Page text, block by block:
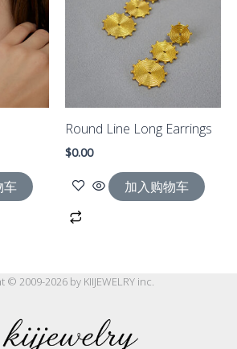
车
Round Line Long Earrings
$0.00
加入购物车
© 2009-2026 by KIIJEWELRY inc.